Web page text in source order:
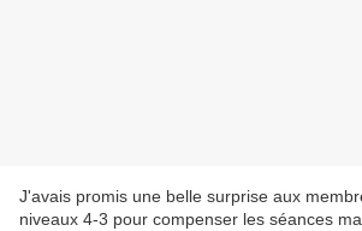
J'avais promis une belle surprise aux
niveaux 4-3 pour compenser les séances